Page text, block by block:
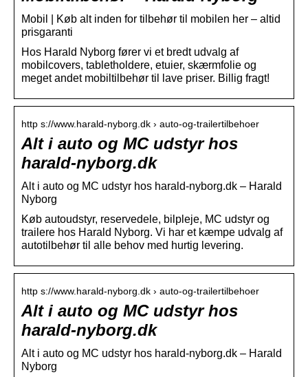
Mobil | Køb alt inden for tilbehør til mobilen her – altid
prisgaranti
Hos Harald Nyborg fører vi et bredt udvalg af
mobilcovers, tabletholdere, etuier, skærmfolie og
meget andet mobiltilbehør til lave priser. Billig fragt!
http s://www.harald-nyborg.dk › auto-og-trailertilbehoer
Alt i auto og MC udstyr hos
harald-nyborg.dk
Alt i auto og MC udstyr hos harald-nyborg.dk – Harald
Nyborg
Køb autoudstyr, reservedele, bilpleje, MC udstyr og
trailere hos Harald Nyborg. Vi har et kæmpe udvalg af
autotilbehør til alle behov med hurtig levering.
http s://www.harald-nyborg.dk › auto-og-trailertilbehoer
Alt i auto og MC udstyr hos
harald-nyborg.dk
Alt i auto og MC udstyr hos harald-nyborg.dk – Harald
Nyborg